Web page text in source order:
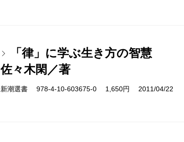
「律」に学ぶ生き方の智慧
佐々木閑／著
新潮選書 978-4-10-603675-0 1,650円 2011/04/22